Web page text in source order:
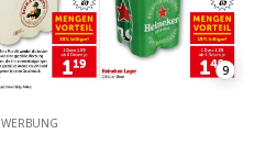
9
WERBUNG